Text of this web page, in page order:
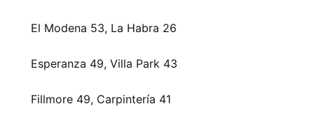
El Modena 53, La Habra 26
Esperanza 49, Villa Park 43
Fillmore 49, Carpintería 41